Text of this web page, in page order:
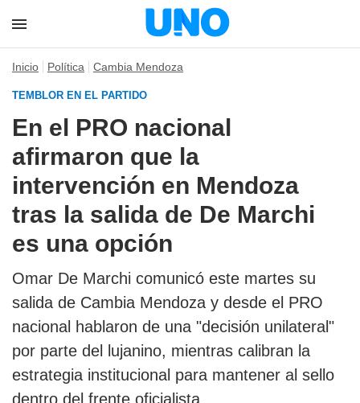
Inicio Política Cambia Mendoza
TEMBLOR EN EL PARTIDO
En el PRO nacional
afirmaron que la
intervención en Mendoza
tras la salida de De Marchi
es una opción
Omar De Marchi comunicó este martes su
salida de Cambia Mendoza y desde el PRO
nacional hablaron de una "decisión unilateral"
por parte del lujanino, mientras calibran la
estrategia institucional para mantener al sello
dentro del frente oficialista